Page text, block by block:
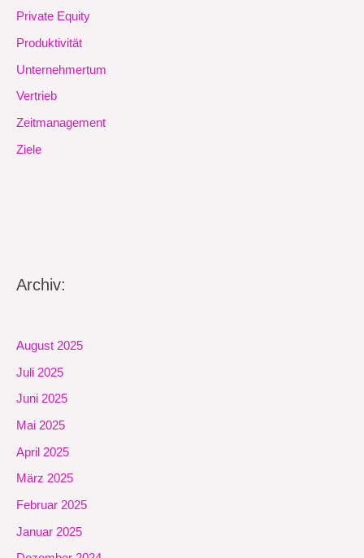
Private Equity
Produktivität
Unternehmertum
Vertrieb
Zeitmanagement
Ziele
Archiv:
August 2025
Juli 2025
Juni 2025
Mai 2025
April 2025
März 2025
Februar 2025
Januar 2025